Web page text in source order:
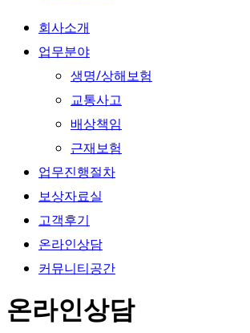
회사소개
업무분야
생명/상해보험
교통사고
배상책임
근재보험
업무진행절차
보상자료실
고객후기
온라인상담
커뮤니티공간
온라인상담